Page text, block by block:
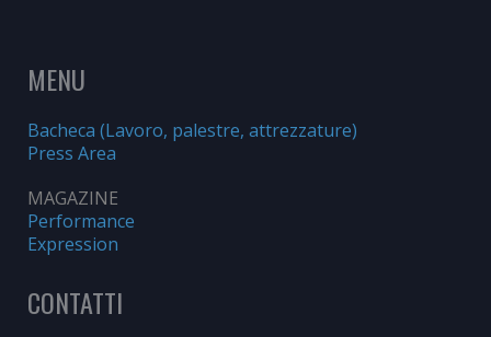
MENU
Bacheca (Lavoro, palestre, attrezzature)
Press Area
MAGAZINE
Performance
Expression
CONTATTI